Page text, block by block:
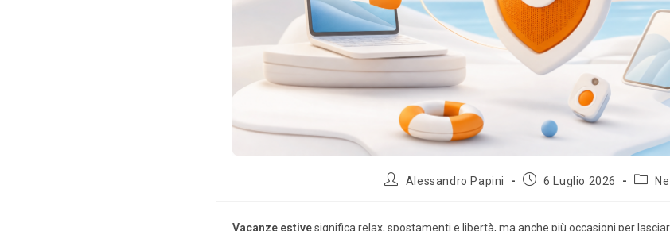
Alessandro Papini 6 Luglio 2026
Vacanze estivesignifica relax, spostamenti e libertà, ma anche più occasioni per